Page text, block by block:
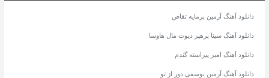
دانلود آهنگ آرمین برمایه تقاص
دانلود آهنگ سینا پرهیز دیوت مال هاوسا
دانلود آهنگ امیر پیراسته گندم
دانلود آهنگ آرمین یوسفی دور از تو